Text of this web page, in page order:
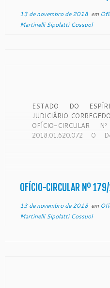
13 de novembro de 2018em
Martinelli Sipolatti Cossuol
ESTADO DO
JUDICIÁRIO
OFÍCIO-CIRCULAR
2018.01.620.072 O
fiscalização, disciplina e
[…]
OFÍCIO-CIRCULAR Nº
13 de novembro de 2018em
Martinelli Sipolatti Cossuol